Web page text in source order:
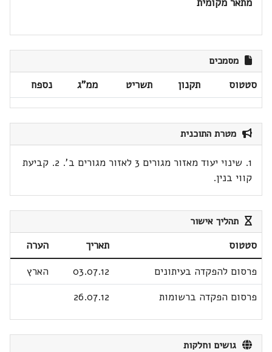
מסמכים
סטטוס תקנון תשריט ממ"ג נספח
מטרת התוכנית
1. שינוי יעוד מאזור מגורים 3 לאזור מגורים ב'. 2. קביעת
קווי בנין.
תהליך אישור
סטטוס תאריך
הערה
פרסום להפקדה בעיתונים
03.07.12
הארץ
פרסום הפקדה ברשומות
26.07.12
גושים וחלקות